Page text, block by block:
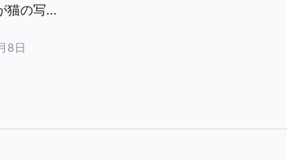
猫の写…
8日